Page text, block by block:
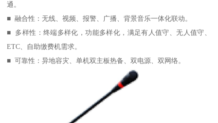
通。
■ 融合性：无线、视频、报警、广播、背景音乐一体化联动。
■ 多样性：终端多样化，功能多样化，满足有人值守、无人值守、
ETC、自助缴费机需求。
■ 可靠性：异地容灾、单机双主板热备、双电源、双网络。